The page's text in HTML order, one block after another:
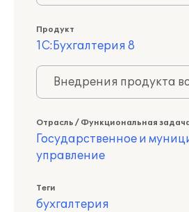
Продукт
1С:Бухгалтерия 8
Внедрения продукта
Отрасль / Функциональная
Государственное и
управление
Теги
бухгалтерия